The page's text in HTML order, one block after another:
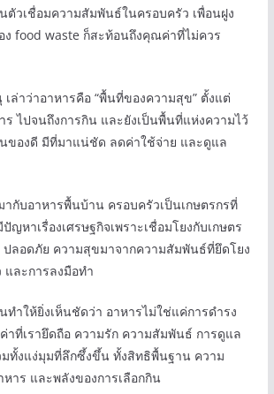
ตัวเชื่อมความสัมพันธ์ในครอบครัว เพื่อนฝูง
ง food waste ก็สะท้อนถึงคุณค่าที่ไม่ควร
เล่าว่าอาหารคือ “พื้นที่ของความสุข” ตั้งแต่
ร ไปจนถึงการกิน และยังเป็นพื้นที่แห่งความไว้
นของดี มีที่มาแน่ชัด ลดค่าใช้จ่าย และดูแล
ากับอาหารพื้นบ้าน ครอบครัวเป็นเกษตรกรที่
ญหาเรื่องเศรษฐกิจเพราะเชื่อมโยงกับเกษตร
ลอดภัย ความสุขมาจากความสัมพันธ์ที่ยึดโยง
ละการลงมือทำ
ทำให้ยิ่งเห็นชัดว่า อาหารไม่ใช่แค่การดำรง
ที่เรายึดถือ ความรัก ความสัมพันธ์ การดูแล
มทั้งแง่มุมที่ลึกซึ้งขึ้น ทั้งสิทธิพื้นฐาน ความ
หาร และพลังของการเลือกกิน